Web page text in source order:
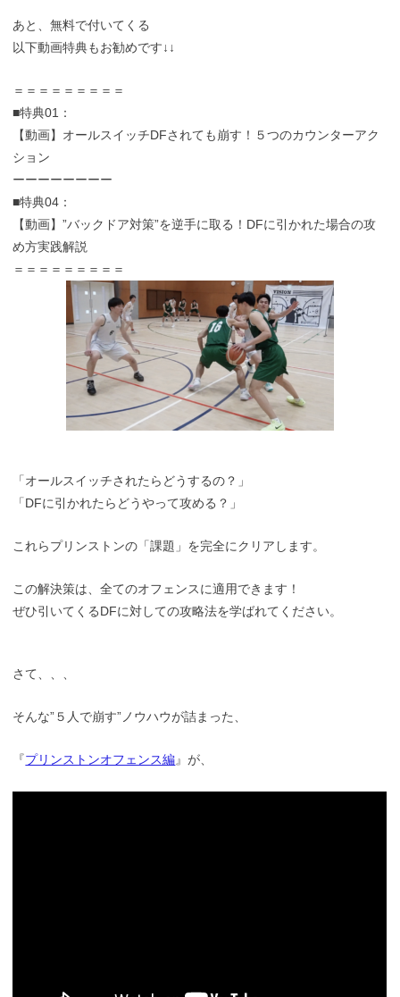
あと、無料で付いてくる
以下動画特典もお勧めです↓↓
＝＝＝＝＝＝＝＝＝
■特典01：
【動画】オールスイッチDFされても崩す！５つのカウンターアク
ション
ーーーーーーーー
■特典04：
【動画】”バックドア対策”を逆手に取る！DFに引かれた場合の攻
め方実践解説
＝＝＝＝＝＝＝＝＝
「オールスイッチされたらどうするの？」
「DFに引かれたらどうやって攻める？」
これらプリンストンの「課題」を完全にクリアします。
この解決策は、全てのオフェンスに適用できます！
ぜひ引いてくるDFに対しての攻略法を学ばれてください。
さて、、、
そんな”５人で崩す”ノウハウが詰まった、
『プリンストンオフェンス編』が、